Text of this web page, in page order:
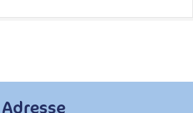
Adresse